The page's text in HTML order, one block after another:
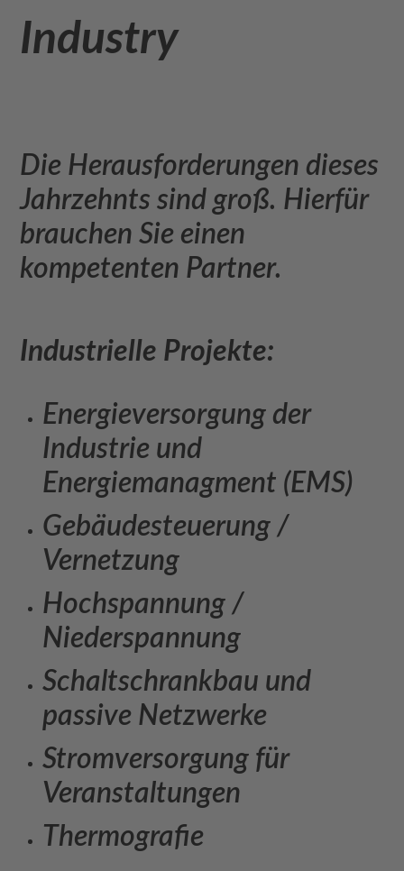
Industry
Die Herausforderungen dieses
Jahrzehnts sind groß. Hierfür
brauchen Sie einen
kompetenten Partner.
Industrielle Projekte:
Energieversorgung der
Industrie und
Energiemanagment (EMS)
Gebäudesteuerung /
Vernetzung
Hochspannung /
Niederspannung
Schaltschrankbau und
passive Netzwerke
Stromversorgung für
Veranstaltungen
Thermografie